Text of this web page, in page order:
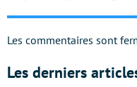
Les commentaires sont
Les derniers